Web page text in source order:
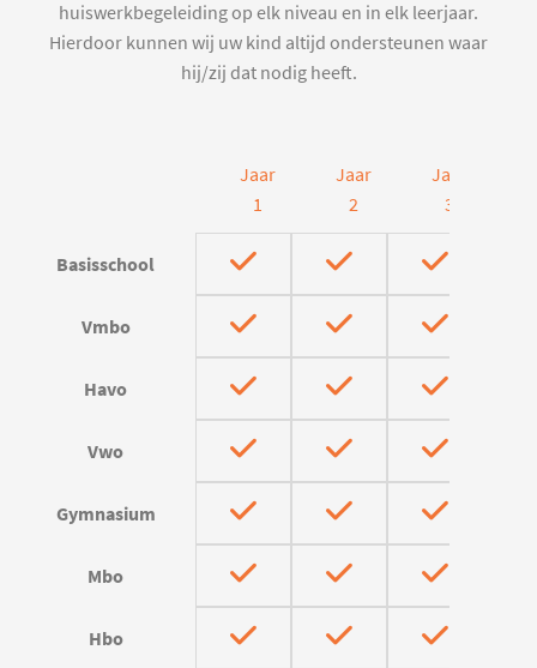
huiswerkbegeleiding op elk niveau en in elk leerjaar.
Hierdoor kunnen wij uw kind altijd ondersteunen waar
hij/zij dat nodig heeft.
Jaar
1
Jaar
2
Jaar
3
Basisschool
Vmbo
Havo
Vwo
Gymnasium
Mbo
Hbo